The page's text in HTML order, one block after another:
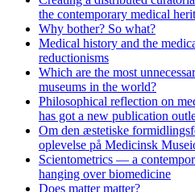
the contemporary medical
Why bother? So what?
Medical history and the
reductionisms
Which are the most
museums in the world?
Philosophical reflection on
has got a new publication
Om den æstetiske
oplevelse på Medicinsk
Scientometrics — a
hanging over biomedicine
Does matter matter?